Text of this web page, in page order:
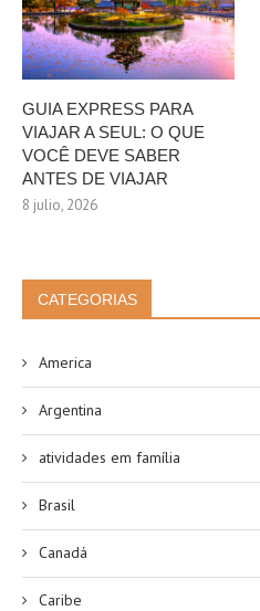
GUIA EXPRESS PARA
VIAJAR A SEUL: O QUE
VOCÊ DEVE SABER
ANTES DE VIAJAR
8 julio, 2026
CATEGORIAS
America
Argentina
atividades em família
Brasil
Canadá
Caribe